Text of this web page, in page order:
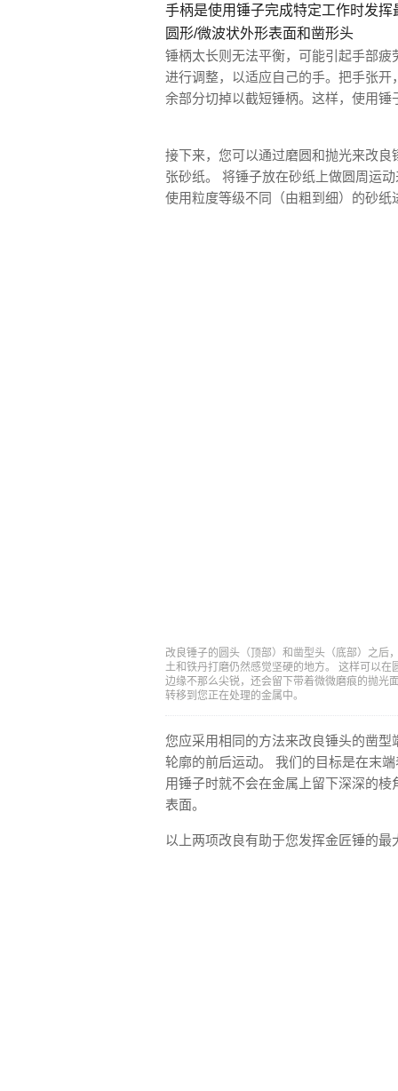
手柄是使用锤子完成特定工作时发挥
圆形/微波状外形表面和凿形头
锤柄太长则无法平衡，可能引起手部
进行调整，以适应自己的手。把手张
余部分切掉以截短锤柄。这样，使用锤
接下来，您可以通过磨圆和抛光来改
张砂纸。 将锤子放在砂纸上做圆周运
使用粒度等级不同（由粗到细）的砂纸
改良锤子的圆头（顶部）和凿型头（底部）之后
土和铁丹打磨仍然感觉坚硬的地方。 这样可以
边缘不那么尖锐，还会留下带着微微磨痕的抛光
转移到您正在处理的金属中。
您应采用相同的方法来改良锤头的凿
轮廓的前后运动。 我们的目标是在末
用锤子时就不会在金属上留下深深的
表面。
以上两项改良有助于您发挥金匠锤的最